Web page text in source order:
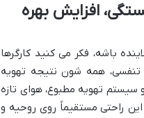
افزایش بهره
باشه، فکر می کنید کارگرها
تنفسی، همه شون نتیجه تهویه
تهویه مطبوع، هوای تازه
راحتی مستقیماً روی روحیه و